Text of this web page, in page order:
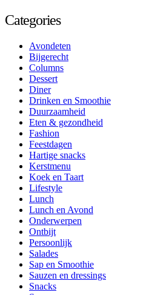
Categories
Avondeten
Bijgerecht
Columns
Dessert
Diner
Drinken en Smoothie
Duurzaamheid
Eten & gezondheid
Fashion
Feestdagen
Hartige snacks
Kerstmenu
Koek en Taart
Lifestyle
Lunch
Lunch en Avond
Onderwerpen
Ontbijt
Persoonlijk
Salades
Sap en Smoothie
Sauzen en dressings
Snacks